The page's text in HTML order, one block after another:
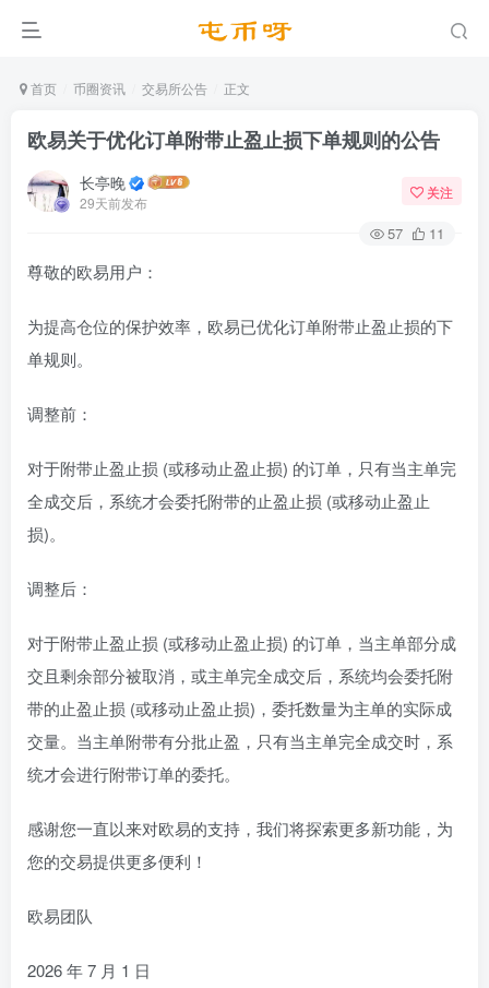
首页 币圈资讯 交易所公告 正文
欧易关于优化订单附带止盈止损下单规则的公告
长亭晚
29天前发布
关注
57 11
尊敬的欧易用户：
为提高仓位的保护效率，欧易已优化订单附带止盈止损的下
单规则。
调整前：
对于附带止盈止损 (或移动止盈止损) 的订单，只有当主单完
全成交后，系统才会委托附带的止盈止损 (或移动止盈止
损)。
调整后：
对于附带止盈止损 (或移动止盈止损) 的订单，当主单部分成
交且剩余部分被取消，或主单完全成交后，系统均会委托附
带的止盈止损 (或移动止盈止损)，委托数量为主单的实际成
交量。当主单附带有分批止盈，只有当主单完全成交时，系
统才会进行附带订单的委托。
感谢您一直以来对欧易的支持，我们将探索更多新功能，为
您的交易提供更多便利！
欧易团队
2026 年 7 月 1 日